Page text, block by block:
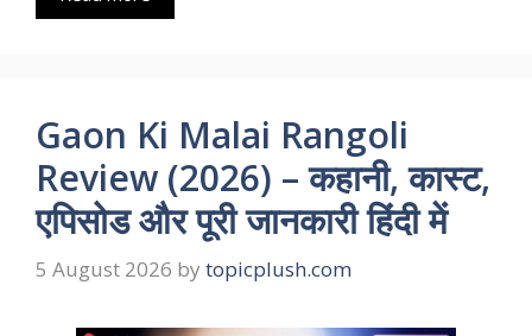
Gaon Ki Malai Rangoli
Review (2026) – कहानी, कास्ट,
एपिसोड और पूरी जानकारी हिंदी में
5 August 2026 by topicplush.com